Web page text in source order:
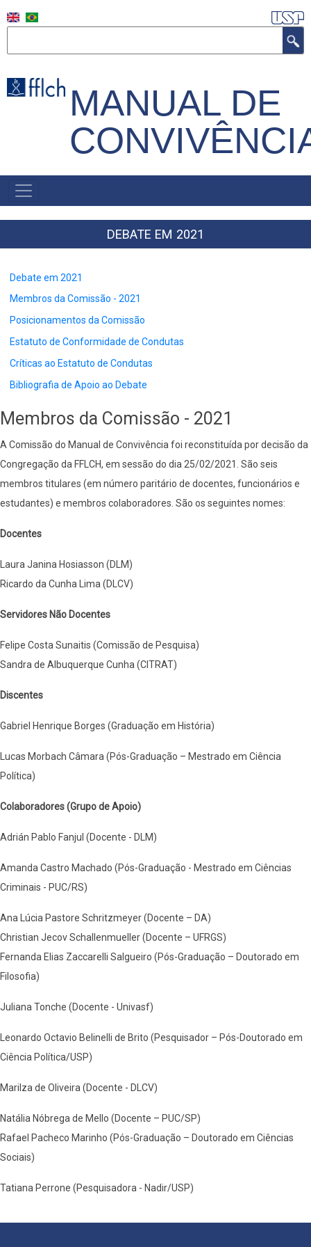
para
principal
MANUAL DE
NAVEGAÇÃO
PRINCIPAL
DEBATE EM 2021
Debate em 2021
Membros da Comissão - 2021
Posicionamentos da Comissão
Estatuto de Conformidade de Condutas
Críticas ao Estatuto de Condutas
Bibliografia de Apoio ao Debate
Membros da Comissão - 2021
A Comissão do Manual de Convivência foi reconstituída por decisão da
Congregação da FFLCH, em sessão do dia 25/02/2021. São seis
membros titulares (em número paritário de docentes, funcionários e
estudantes) e membros colaboradores. São os seguintes nomes:
Docentes
Laura Janina Hosiasson (DLM)
Ricardo da Cunha Lima (DLCV)
Servidores Não Docentes
Felipe Costa Sunaitis (Comissão de Pesquisa)
Sandra de Albuquerque Cunha (CITRAT)
Discentes
Gabriel Henrique Borges (Graduação em História)
Lucas Morbach Câmara (Pós-Graduação – Mestrado em Ciência
Política)
Colaboradores (Grupo de Apoio)
Adrián Pablo Fanjul (Docente - DLM)
Amanda Castro Machado (Pós-Graduação - Mestrado em Ciências
Criminais - PUC/RS)
Ana Lúcia Pastore Schritzmeyer (Docente – DA)
Christian Jecov Schallenmueller (Docente – UFRGS)
Fernanda Elias Zaccarelli Salgueiro (Pós-Graduação – Doutorado em
Filosofia)
Juliana Tonche (Docente - Univasf)
Leonardo Octavio Belinelli de Brito (Pesquisador – Pós-Doutorado em
Ciência Política/USP)
Marilza de Oliveira (Docente - DLCV)
Natália Nóbrega de Mello (Docente – PUC/SP)
Rafael Pacheco Marinho (Pós-Graduação – Doutorado em Ciências
Sociais)
Tatiana Perrone (Pesquisadora - Nadir/USP)